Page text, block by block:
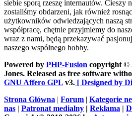
siebie sporą rzeszę internautów. Cieszy
zostaliśmy obdarzeni, jak również
użytkowników odwiedzających naszą
współpracę, chętnie przyjmiemy do
wraz z nami, będą przekazywać
naszego wspólnego hobby.
Powered by PHP-Fusion copyright ©
Jones. Released as free software
GNU Affero GPL v3. [ Designed by
Strona Główna | Forum | Kategorie
nas | Patronat medialny | Reklama |